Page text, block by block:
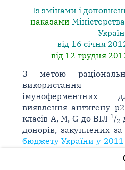
Із змінами і
наказами
від 16 січня
від 12 грудня
З метою
використання
імуноферментних
виявлення антигену
класів A, M, G до ВІЛ 1/2
донорів, закуплених
бюджету України у 2011
програмою КПКВК
медичних